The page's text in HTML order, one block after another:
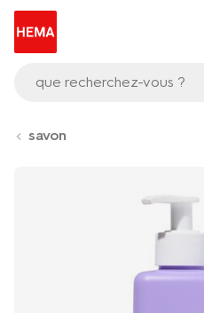
que recherchez-vous ?
savon